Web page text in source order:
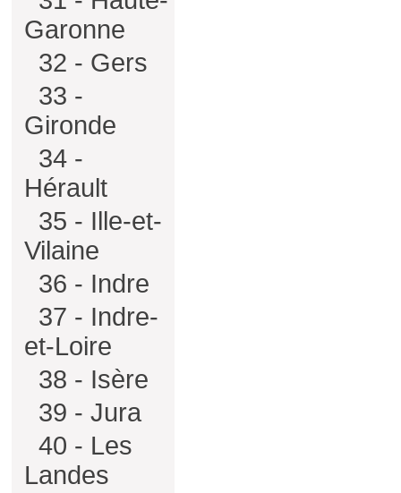
Garonne
32 - Gers
33 -
Gironde
34 -
Hérault
35 - Ille-et-
Vilaine
36 - Indre
37 - Indre-
et-Loire
38 - Isère
39 - Jura
40 - Les
Landes